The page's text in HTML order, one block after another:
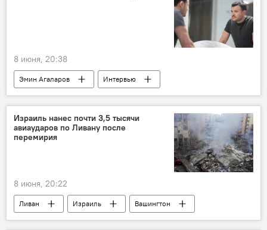
8 июня, 20:38
Эмин Агаларов
Интервью
Азербайджан
Баку Sea Breeze
Израиль нанес почти 3,5 тысячи
авиаударов по Ливану после
перемирия
8 июня, 20:22
Ливан Израиль
Вашингтон
США
Ближний Восток